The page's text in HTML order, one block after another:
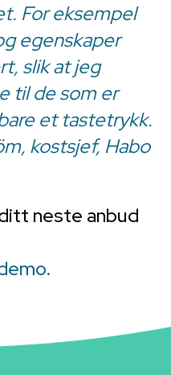
For eksempel
egenskaper
slik at jeg
til de som er
et tastetrykk.
kostsjef, Habo
neste anbud